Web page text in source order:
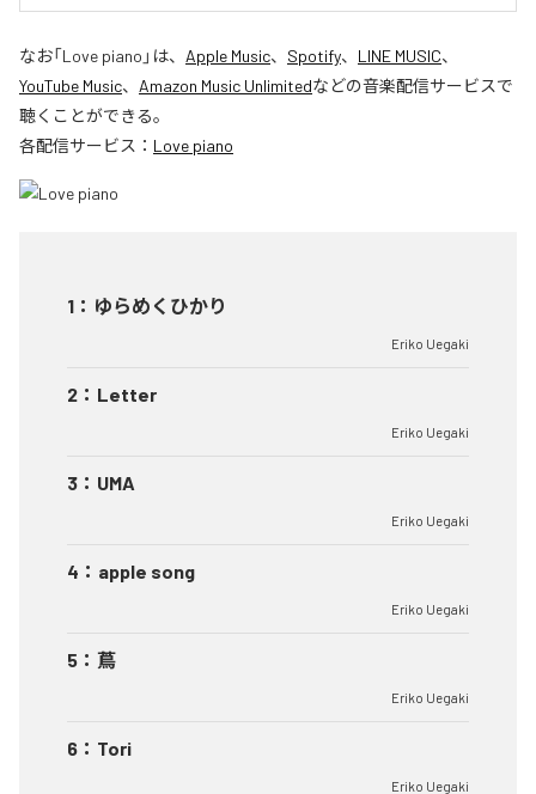
なお「Love piano 」は、 Apple Music、 Spotify、 LINE MUSIC、
YouTube Music、 Amazon Music Unlimitedなどの音楽配信サービスで
聴くことができる。
各配信サービス： Love piano
1 ： ゆらめくひかり
Eriko Uegaki
2 ： Letter
Eriko Uegaki
3 ： UMA
Eriko Uegaki
4 ： apple song
Eriko Uegaki
5 ： 蔦
Eriko Uegaki
6 ： Tori
Eriko Uegaki